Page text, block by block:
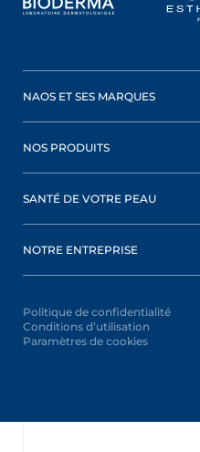
NAOS ET SES MARQUES
NOS PRODUITS
SANTÉ DE VOTRE PEAU
NOTRE ENTREPRISE
Politique de confidentialité
Conditions d’utilisation
Paramètres de cookies